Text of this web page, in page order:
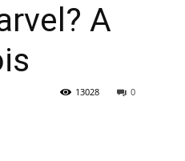
A
0
13028